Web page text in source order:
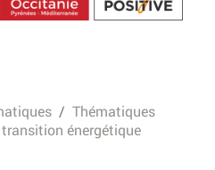
Thématiques
énergétique